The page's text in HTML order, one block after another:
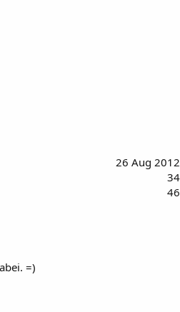
26 Aug 2012
34
46
=)